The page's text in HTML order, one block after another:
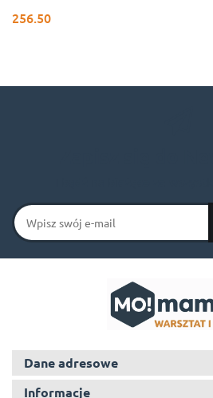
256.50
Dane adresowe
Informacje